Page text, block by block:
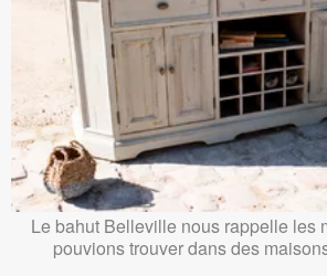
Le bahut Belleville nous rappelle les
pouvions trouver dans des